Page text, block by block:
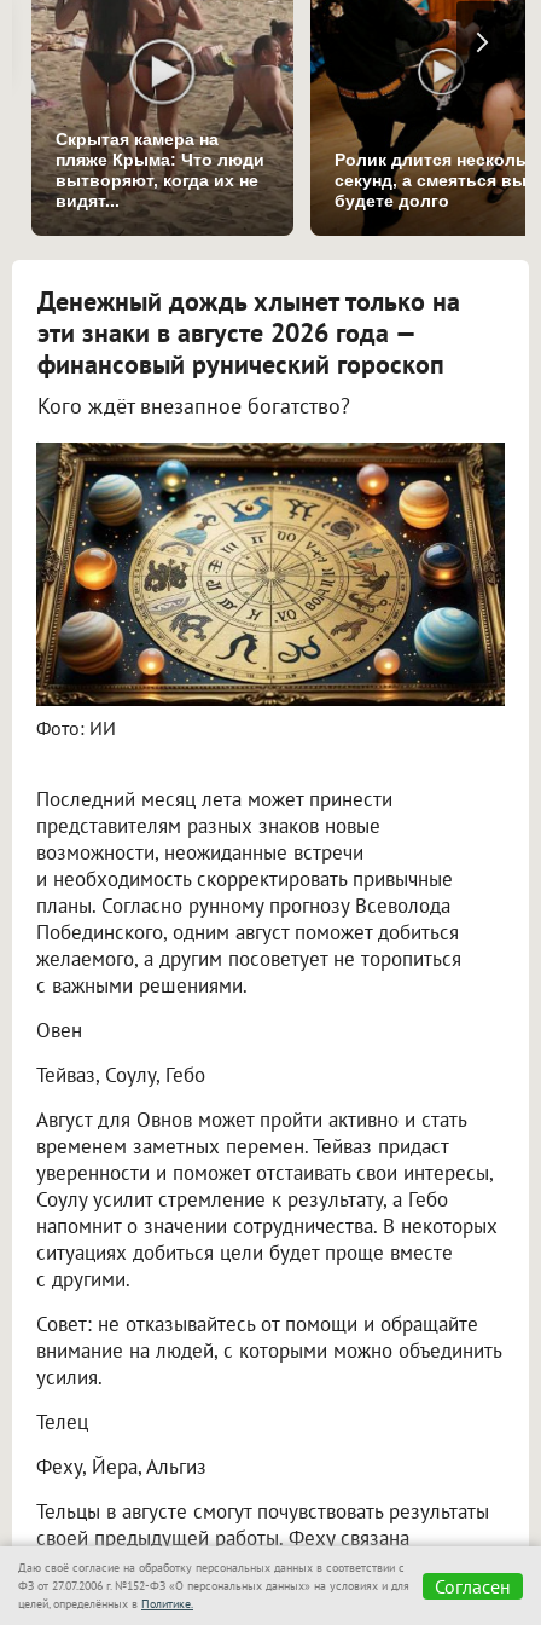
Скрытая камера на
пляже Крыма: Что люди
вытворяют, когда их не
видят...
Ролик длится
секунд, а смеяться вы
будете долго
Денежный дождь хлынет только на
эти знаки в августе 2026 года —
финансовый рунический гороскоп
Кого ждёт внезапное богатство?
Фото: ИИ
Последний месяц лета может принести
представителям разных знаков новые
возможности, неожиданные встречи
и необходимость скорректировать привычные
планы. Согласно рунному прогнозу Всеволода
Побединского, одним август поможет добиться
желаемого, а другим посоветует не торопиться
с важными решениями.
Овен
Тейваз, Соулу, Гебо
Август для Овнов может пройти активно и стать
временем заметных перемен. Тейваз придаст
уверенности и поможет отстаивать свои интересы,
Соулу усилит стремление к результату, а Гебо
напомнит о значении сотрудничества. В некоторых
ситуациях добиться цели будет проще вместе
с другими.
Совет: не отказывайтесь от помощи и обращайте
внимание на людей, с которыми можно объединить
усилия.
Телец
Феху, Йера, Альгиз
Тельцы в августе смогут почувствовать результаты
своей предыдущей работы. Феху связана
с материальными возможностями, Йера указывает
на постепенное получение плодов вложенных
усилий, а Альгиз призывает бережнее относиться
Даю своё согласие на обработку персональных данных в соответствии с
ФЗ от 27.07.2006 г. №152-ФЗ «О персональных данных» на условиях и для
целей, определённых в Политике.
Согласен